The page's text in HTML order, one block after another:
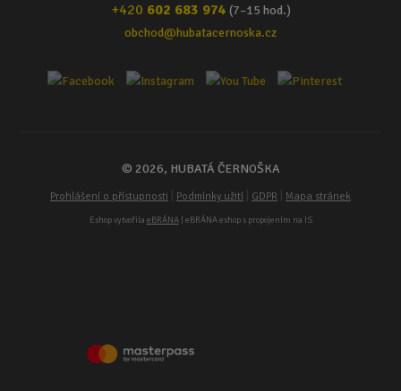
+420 602 683 974 (7–15 hod.)
obchod@hubatacernoska.cz
© 2026, HUBATÁ ČERNOŠKA
Prohlášení o přístupnosti Podmínky užití GDPR Mapa stránek
Eshop vytvořila eBRÁNA| eBRÁNA eshop s propojením na IS